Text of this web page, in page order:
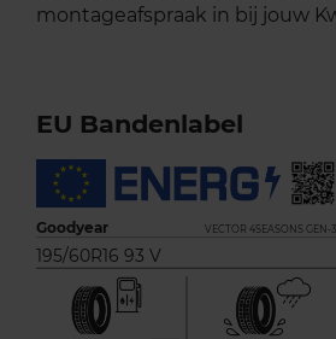
montageafspraak in bij jouw
EU Bandenlabel
Goodyear VECTOR 4SEASONS GEN-3
195/60R16 93 V